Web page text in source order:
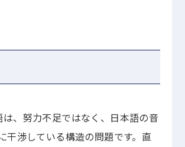
は、努力不足ではなく、日本語の音
干渉している構造の問題です。直